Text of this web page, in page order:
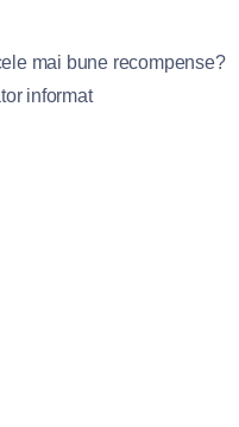
mai bune recompense?
informat